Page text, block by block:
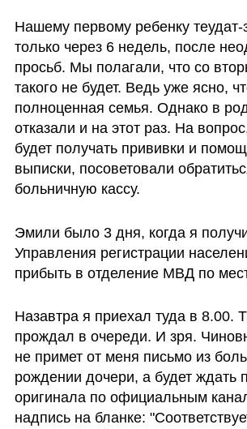
Нашему первому ребенку теудат-
только через 6 недель, после
просьб. Мы полагали, что со
такого не будет. Ведь уже ясно,
полноценная семья. Однако в
отказали и на этот раз. На
будет получать прививки и
выписки, посоветовали
больничную кассу.
Эмили было 3 дня, когда я
Управления регистрации
прибыть в отделение МВД по
Назавтра я приехал туда в 8.00.
прождал в очереди. И зря.
не примет от меня письмо из
рождении дочери, а будет ждать
оригинала по официальным
надпись на бланке: